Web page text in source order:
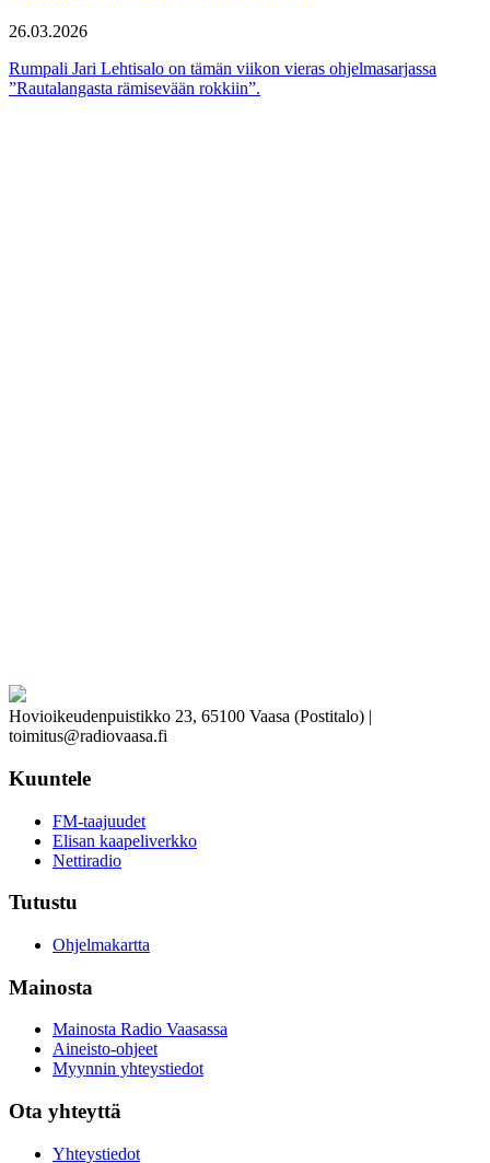
26.03.2026
Rumpali Jari Lehtisalo on tämän viikon vieras ohjelmasarjassa
”Rautalangasta rämisevään rokkiin”.
Hovioikeudenpuistikko 23, 65100 Vaasa (Postitalo) |
toimitus@radiovaasa.fi
Kuuntele
FM-taajuudet
Elisan kaapeliverkko
Nettiradio
Tutustu
Ohjelmakartta
Mainosta
Mainosta Radio Vaasassa
Aineisto-ohjeet
Myynnin yhteystiedot
Ota yhteyttä
Yhteystiedot